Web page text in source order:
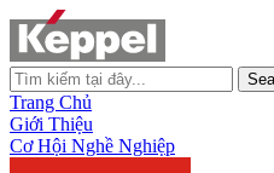
Trang Chủ
Giới Thiệu
Cơ Hội Nghề Nghiệp